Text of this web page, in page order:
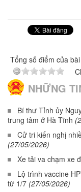
Tổng số điểm của
NHỮNG
Bí thư Tỉnh ủy
trung tâm ở Hà Tĩnh
Cử tri kiến nghị
(27/05/2026)
Xe tải va chạm xe
Lộ trình vaccine
từ 1/7 (27/05/2026)